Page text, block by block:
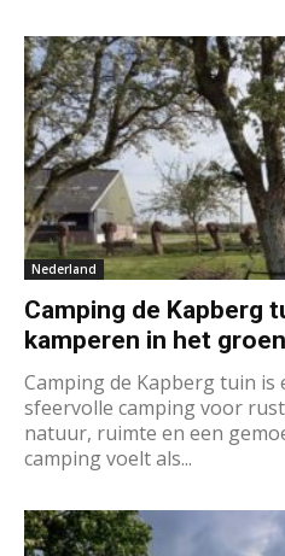
Nederland
Camping de Kapberg
kamperen in het groen
Camping de Kapberg tuin is
sfeervolle camping voor
natuur, ruimte en een
camping voelt als...